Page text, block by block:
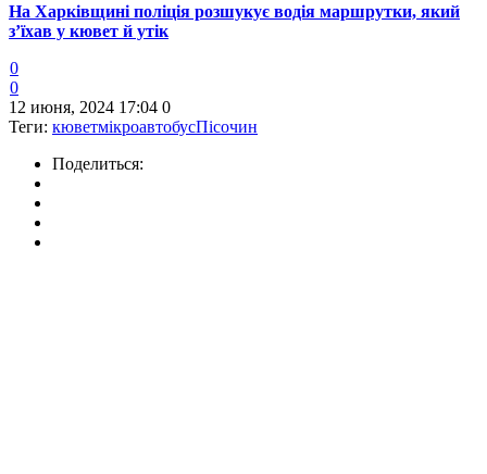
На Харківщині поліція розшукує водія маршрутки, який
з’їхав у кювет й утік
0
0
12 июня, 2024 17:04 0
Теги: кюветмікроавтобусПісочин
Поделиться: